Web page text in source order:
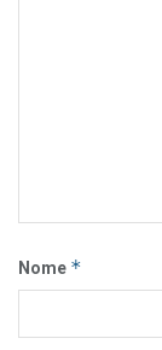
Nome *